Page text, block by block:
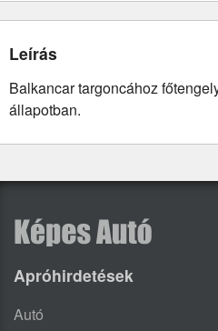
Leírás
Balkancar targoncához
állapotban.
Apróhirdetések
Autó